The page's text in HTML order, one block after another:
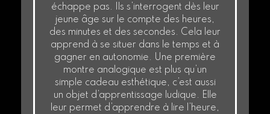
échappe pas. Ils s’interrogent dès leur
jeune âge sur le compte des heures,
des minutes et des secondes. Cela leur
apprend à se situer dans le temps et à
gagner en autonomie. Une première
montre analogique est plus qu’un
simple cadeau esthétique, c’est aussi
un objet d’apprentissage ludique. Elle
leur permet d’apprendre à lire l’heure,